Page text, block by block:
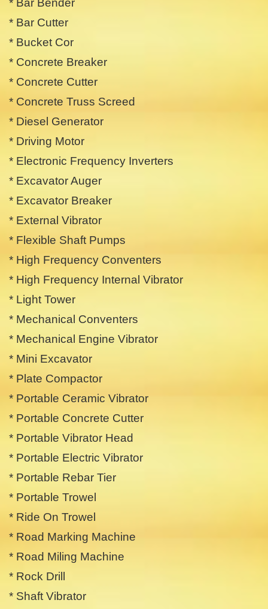
* Bar Bender
* Bar Cutter
* Bucket Cor
* Concrete Breaker
* Concrete Cutter
* Concrete Truss Screed
* Diesel Generator
* Driving Motor
* Electronic Frequency Inverters
* Excavator Auger
* Excavator Breaker
* External Vibrator
* Flexible Shaft Pumps
* High Frequency Conventers
* High Frequency Internal Vibrator
* Light Tower
* Mechanical Conventers
* Mechanical Engine Vibrator
* Mini Excavator
* Plate Compactor
* Portable Ceramic Vibrator
* Portable Concrete Cutter
* Portable Vibrator Head
* Portable Electric Vibrator
* Portable Rebar Tier
* Portable Trowel
* Ride On Trowel
* Road Marking Machine
* Road Miling Machine
* Rock Drill
* Shaft Vibrator